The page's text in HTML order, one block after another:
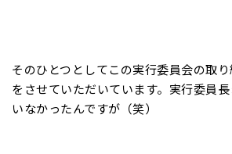
そのひとつとしてこの実行委員会の取
をさせていただいています。実行委員
いなかったんですが（笑）